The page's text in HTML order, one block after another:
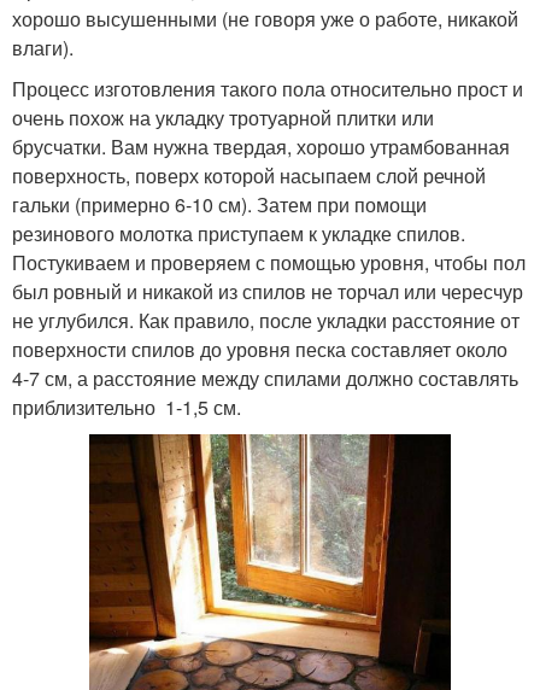
хорошо высушенными (не говоря уже о работе, никакой
влаги).
Процесс изготовления такого пола относительно прост и
очень похож на укладку тротуарной плитки или
брусчатки. Вам нужна твердая, хорошо утрамбованная
поверхность, поверх которой насыпаем слой речной
гальки (примерно 6-10 см). Затем при помощи
резинового молотка приступаем к укладке спилов.
Постукиваем и проверяем с помощью уровня, чтобы пол
был ровный и никакой из спилов не торчал или чересчур
не углубился. Как правило, после укладки расстояние от
поверхности спилов до уровня песка составляет около
4-7 см, а расстояние между спилами должно составлять
приблизительно 1-1,5 см.